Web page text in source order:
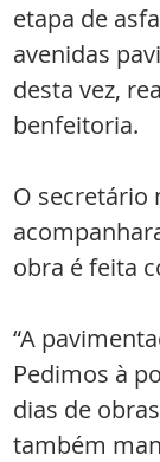
etapa de
avenidas
desta vez,
benfeitoria.
O secretário
obra é feita
“A
Pedimos à
dias de
também